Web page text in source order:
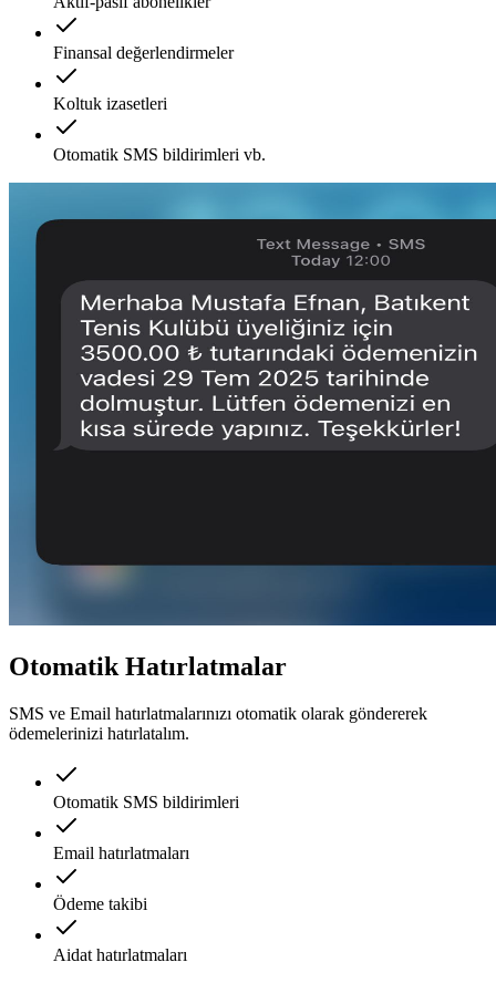
Finansal değerlendirmeler
Koltuk izasetleri
Otomatik SMS bildirimleri vb.
Otomatik Hatırlatmalar
SMS ve Email hatırlatmalarınızı otomatik olarak göndererek
ödemelerinizi hatırlatalım.
Otomatik SMS bildirimleri
Email hatırlatmaları
Ödeme takibi
Aidat hatırlatmaları